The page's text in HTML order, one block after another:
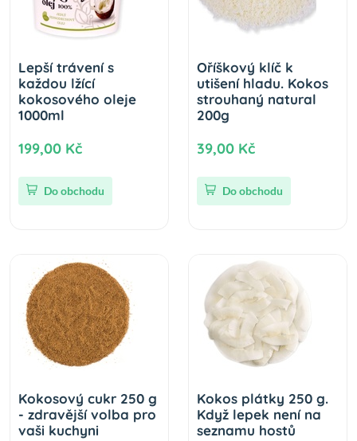
Lepší trávení s
každou lžící
kokosového oleje
1000ml
199,00 Kč
Do obchodu
Oříškový klíč k
utišení hladu. Kokos
strouhaný natural
200g
39,00 Kč
Do obchodu
Kokosový cukr 250 g
- zdravější volba pro
vaši kuchyni
Kokos plátky 250 g.
Když lepek není na
seznamu hostů